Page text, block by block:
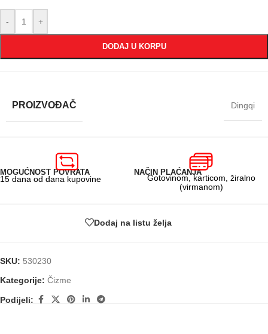
- +
DODAJ U KORPU
PROIZVOĐAČ Dingqi
MOGUĆNOST POVRATA
15 dana od dana kupovine
NAČIN PLAĆANJA
Gotovinom, karticom, žiralno
(virmanom)
Dodaj na listu želja
SKU: 530230
Kategorije: Čizme
Podijeli: